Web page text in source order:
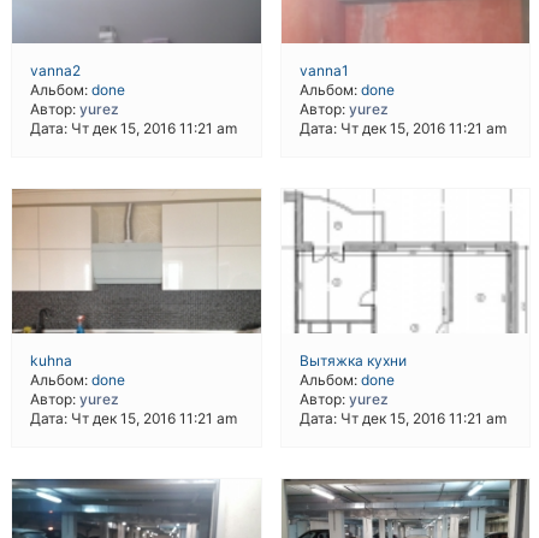
vanna2
Альбом: done
Автор: yurez
Дата: Чт дек 15, 2016 11:21 am
vanna1
Альбом: done
Автор: yurez
Дата: Чт дек 15, 2016 11:21 am
kuhna
Альбом: done
Автор: yurez
Дата: Чт дек 15, 2016 11:21 am
Вытяжка кухни
Альбом: done
Автор: yurez
Дата: Чт дек 15, 2016 11:21 am